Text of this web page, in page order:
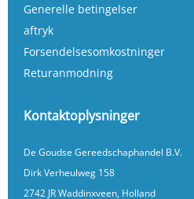
Generelle betingelser
aftryk
Forsendelsesomkostninger
Returanmodning
Kontaktoplysninger
De Goudse Gereedschaphandel B.V.
Dirk Verheulweg 158
2742 JR Waddinxveen, Holland